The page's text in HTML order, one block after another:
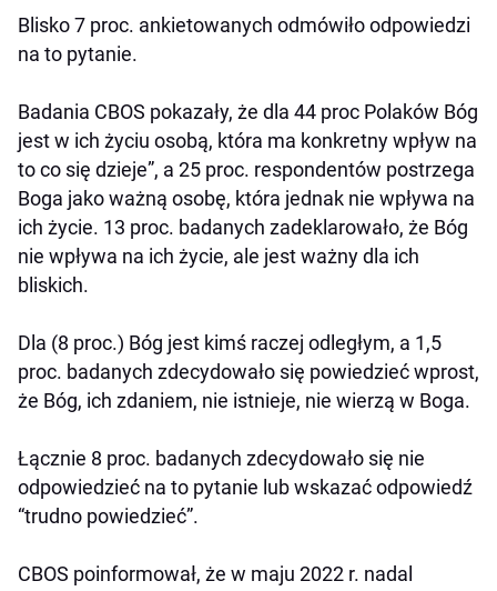
Blisko 7 proc. ankietowanych odmówiło odpowiedzi
na to pytanie.
Badania CBOS pokazały, że dla 44 proc Polaków Bóg
jest w ich życiu osobą, która ma konkretny wpływ na
to co się dzieje”, a 25 proc. respondentów postrzega
Boga jako ważną osobę, która jednak nie wpływa na
ich życie. 13 proc. badanych zadeklarowało, że Bóg
nie wpływa na ich życie, ale jest ważny dla ich
bliskich.
Dla (8 proc.) Bóg jest kimś raczej odległym, a 1,5
proc. badanych zdecydowało się powiedzieć wprost,
że Bóg, ich zdaniem, nie istnieje, nie wierzą w Boga.
Łącznie 8 proc. badanych zdecydowało się nie
odpowiedzieć na to pytanie lub wskazać odpowiedź
“trudno powiedzieć”.
CBOS poinformował, że w maju 2022 r. nadal